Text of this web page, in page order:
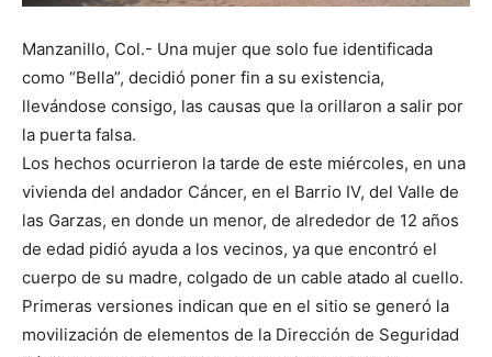
Manzanillo, Col.- Una mujer que solo fue identificada
como “Bella”, decidió poner fin a su existencia,
llevándose consigo, las causas que la orillaron a salir por
la puerta falsa.
Los hechos ocurrieron la tarde de este miércoles, en una
vivienda del andador Cáncer, en el Barrio IV, del Valle de
las Garzas, en donde un menor, de alrededor de 12 años
de edad pidió ayuda a los vecinos, ya que encontró el
cuerpo de su madre, colgado de un cable atado al cuello.
Primeras versiones indican que en el sitio se generó la
movilización de elementos de la Dirección de Seguridad